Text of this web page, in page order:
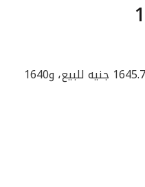
وسجل سعر الذهب عيار 12 نحو 1645.75 جنيه للبيع، و1640